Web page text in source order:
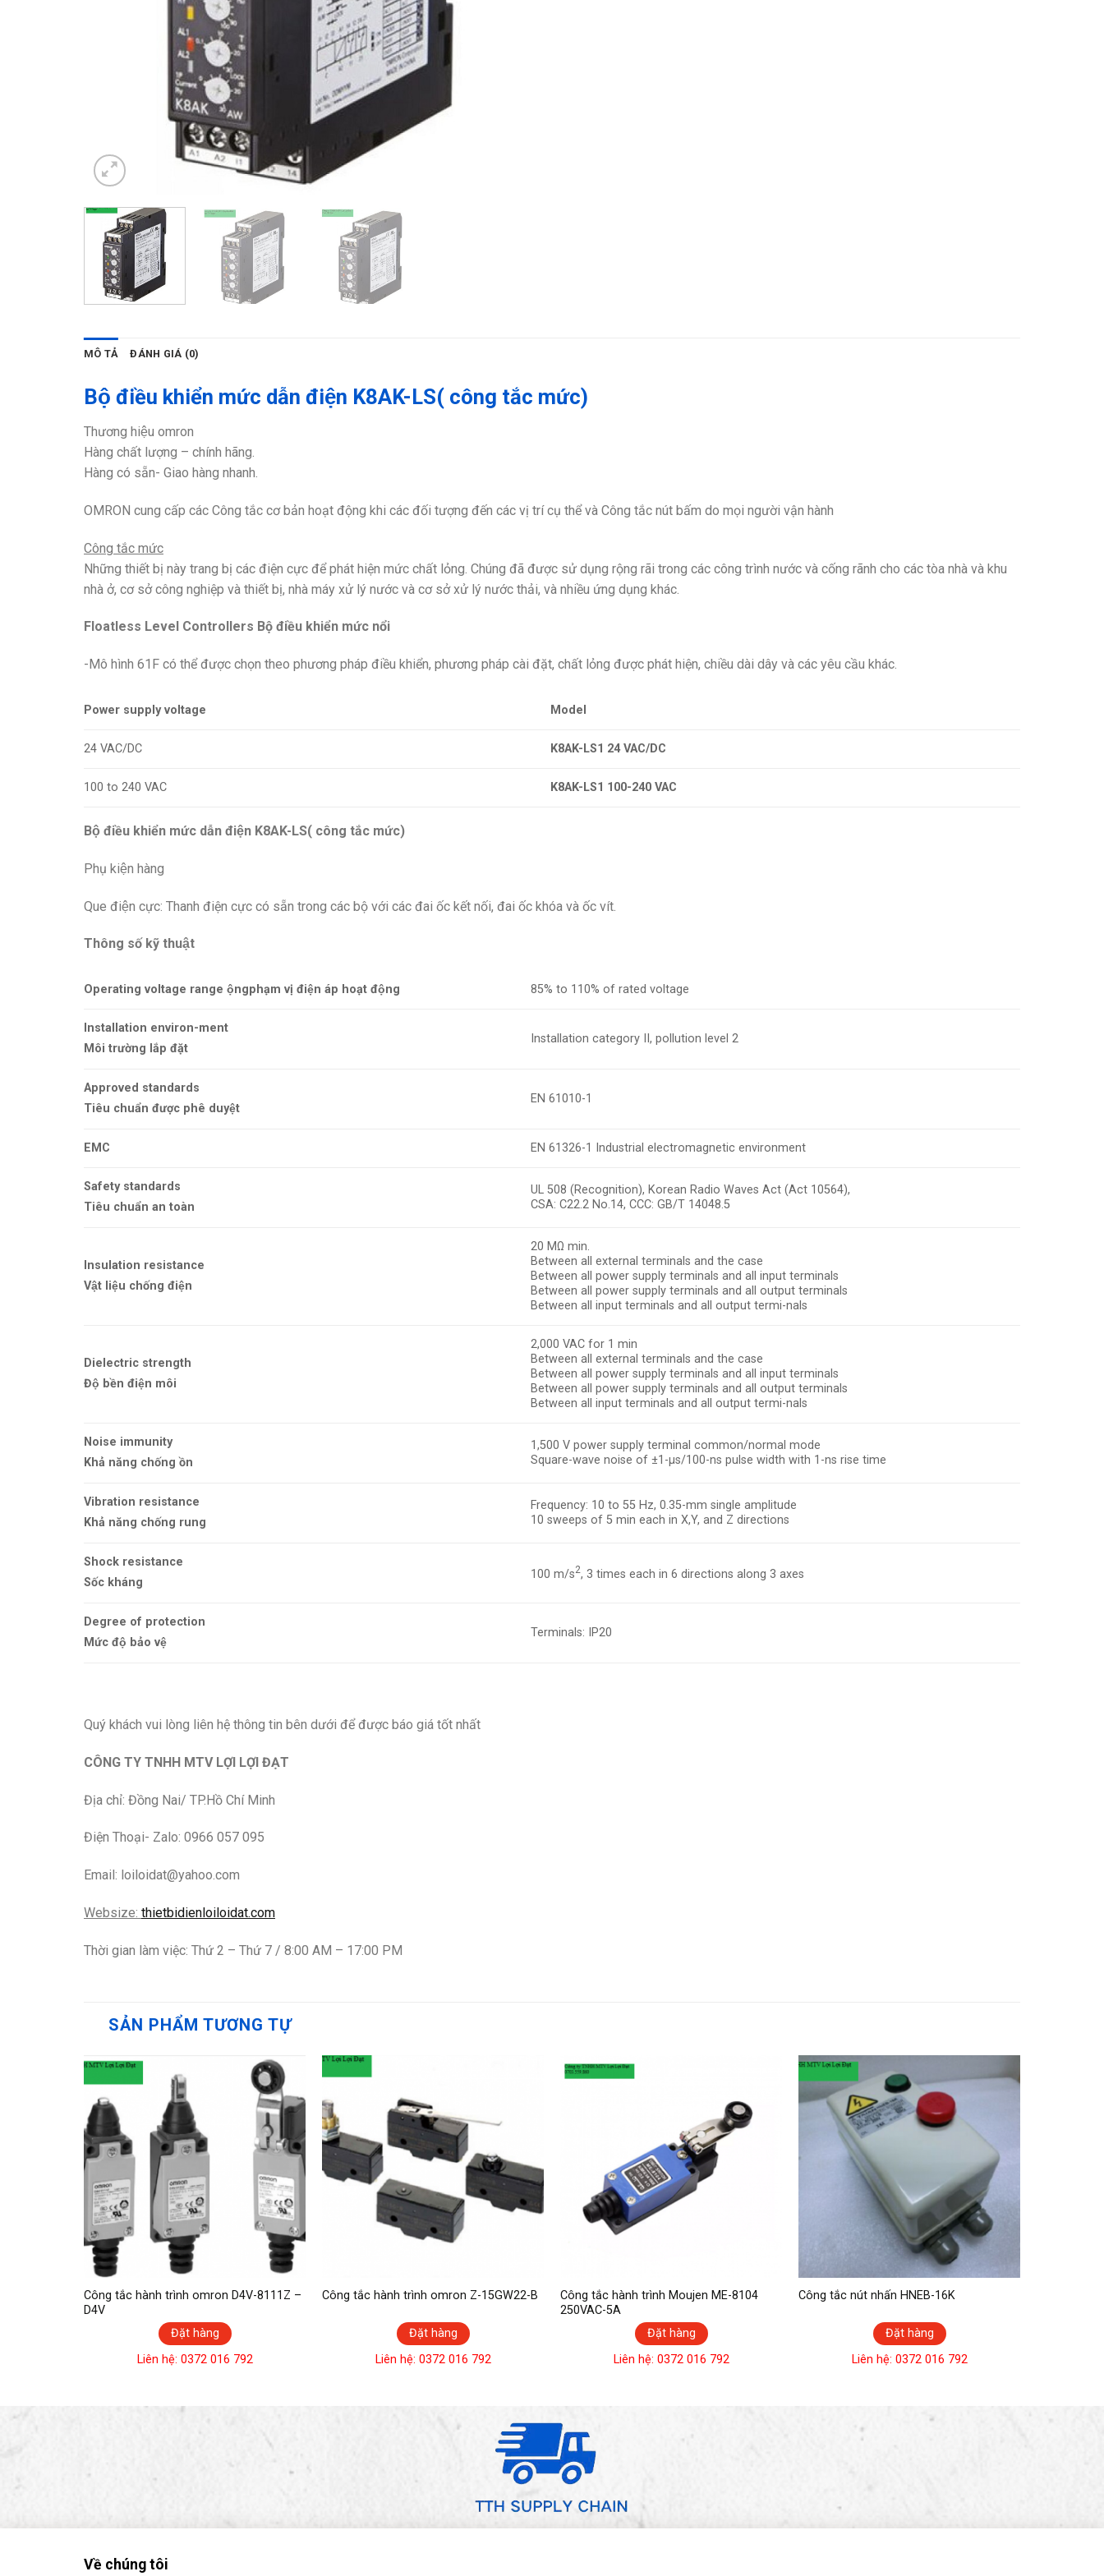
MÔ TẢ ĐÁNH GIÁ (0)
Bộ điều khiển mức dẫn điện K8AK-LS( công tắc mức)
Thương hiệu omron
Hàng chất lượng – chính hãng.
Hàng có sẵn- Giao hàng nhanh.
OMRON cung cấp các Công tắc cơ bản hoạt động khi các đối tượng đến các vị trí cụ thể và Công tắc nút bấm do mọi người vận hành
Công tắc mức
Những thiết bị này trang bị các điện cực để phát hiện mức chất lỏng. Chúng đã được sử dụng rộng rãi trong các công trình nước và cống rãnh cho các tòa nhà và khu
nhà ở, cơ sở công nghiệp và thiết bị, nhà máy xử lý nước và cơ sở xử lý nước thải, và nhiều ứng dụng khác.
Floatless Level Controllers Bộ điều khiển mức nổi
-Mô hình 61F có thể được chọn theo phương pháp điều khiển, phương pháp cài đặt, chất lỏng được phát hiện, chiều dài dây và các yêu cầu khác.
Power supply voltage Model
24 VAC/DC K8AK-LS1 24 VAC/DC
100 to 240 VAC K8AK-LS1 100-240 VAC
Bộ điều khiển mức dẫn điện K8AK-LS( công tắc mức)
Phụ kiện hàng
Que điện cực: Thanh điện cực có sẵn trong các bộ với các đai ốc kết nối, đai ốc khóa và ốc vít.
Thông số kỹ thuật
Operating voltage range ộngphạm vị điện áp hoạt động 85% to 110% of rated voltage
Installation environ-ment
Môi trường lắp đặt
Installation category II, pollution level 2
Approved standards
Tiêu chuẩn được phê duyệt
EN 61010-1
EMC EN 61326-1 Industrial electromagnetic environment
Safety standards
Tiêu chuẩn an toàn
UL 508 (Recognition), Korean Radio Waves Act (Act 10564),
CSA: C22.2 No.14, CCC: GB/T 14048.5
Insulation resistance
Vật liệu chống điện
20 MΩ min.
Between all external terminals and the case
Between all power supply terminals and all input terminals
Between all power supply terminals and all output terminals
Between all input terminals and all output termi-nals
Dielectric strength
Độ bền điện môi
2,000 VAC for 1 min
Between all external terminals and the case
Between all power supply terminals and all input terminals
Between all power supply terminals and all output terminals
Between all input terminals and all output termi-nals
Noise immunity
Khả năng chống ồn
1,500 V power supply terminal common/normal mode
Square-wave noise of ±1-μs/100-ns pulse width with 1-ns rise time
Vibration resistance
Khả năng chống rung
Frequency: 10 to 55 Hz, 0.35-mm single amplitude
10 sweeps of 5 min each in X,Y, and Z directions
Shock resistance
Sốc kháng
100 m/s2, 3 times each in 6 directions along 3 axes
Degree of protection
Mức độ bảo vệ
Terminals: IP20
Quý khách vui lòng liên hệ thông tin bên dưới để được báo giá tốt nhất
CÔNG TY TNHH MTV LỢI LỢI ĐẠT
Địa chỉ: Đồng Nai/ TP.Hồ Chí Minh
Điện Thoại- Zalo: 0966 057 095
Email: loiloidat@yahoo.com
Websize: thietbidienloiloidat.com
Thời gian làm việc: Thứ 2 – Thứ 7 / 8:00 AM – 17:00 PM
SẢN PHẨM TƯƠNG TỰ
Công tắc hành trình omron D4V-8111Z –
D4V
Đặt hàng
Liên hệ: 0372 016 792
Công tắc hành trình omron Z-15GW22-B
Đặt hàng
Liên hệ: 0372 016 792
Công tắc hành trình Moujen ME-8104
250VAC-5A
Đặt hàng
Liên hệ: 0372 016 792
Công tắc nút nhấn HNEB-16K
Đặt hàng
Liên hệ: 0372 016 792
Về chúng tôi